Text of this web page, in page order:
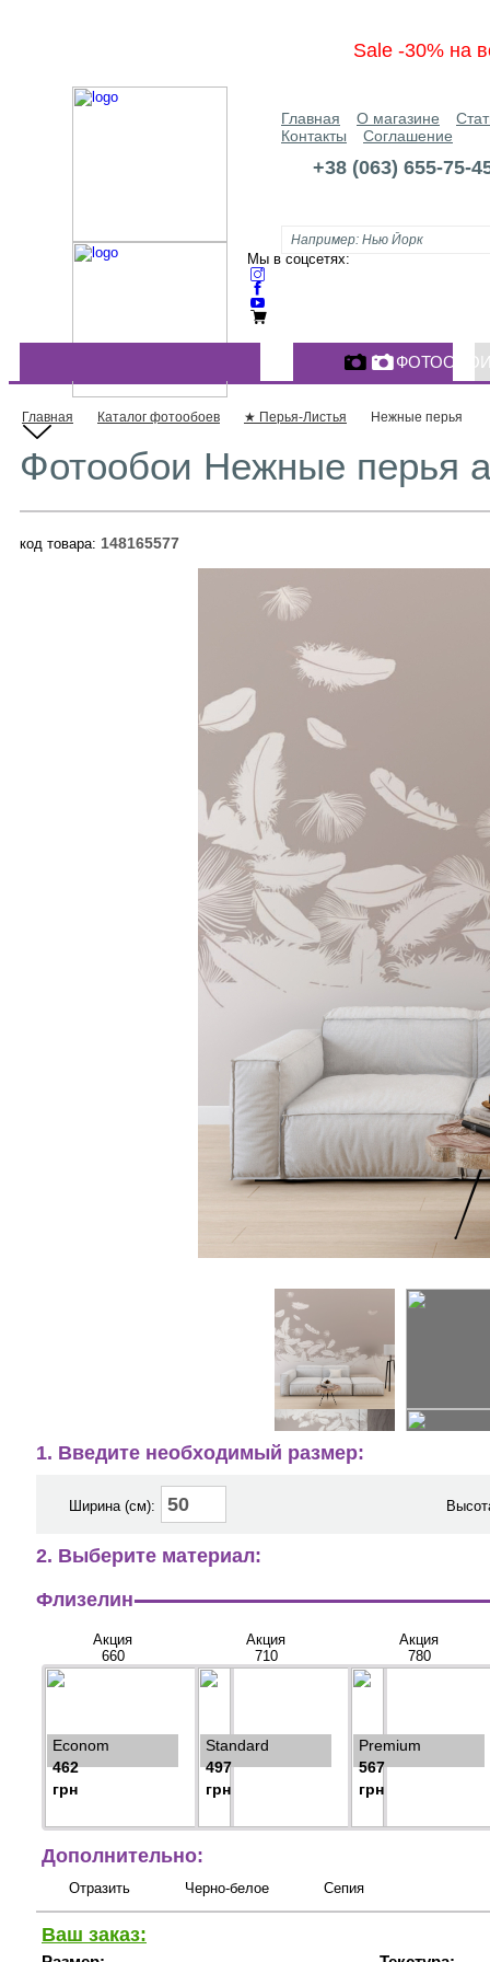
Sale -30% на
Главная О магазине
Контакты
Соглашение
+38 (063) 655-75-
Мы в соцсетях:
КАТАЛОГ ФОТООБОЕВ
Главная Каталог фотообоев ★ Перья-Листья Нежные перья
Фотообои Нежные перья
код товара: 148165577
1. Введите необходимый размер:
Ширина (см):
2. Выберите материал:
Флизелин
Акция
660
Econom
462
грн
Акция
710
Standard
497
грн
Акция
780
Premium
567
грн
Дополнительно:
Отразить Черно-белое Сепия
Ваш заказ: